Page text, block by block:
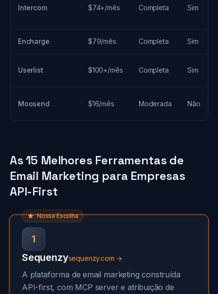
Intercom $74+/mês Completa Sim
Encharge $79/mês Completa Sim
Userlist $100+/mês Completa Sim
Moosend $16/mês Moderada Não
As 15 Melhores Ferramentas de
Email Marketing para Empresas
API-First
Nossa Escolha
1
Sequenzysequenzy.com →
A plataforma de email marketing construída
API-first, com MCP server e atribuição de